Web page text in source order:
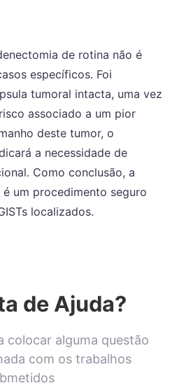
de rotina não é
específicos. Foi
tumoral intacta, uma vez
associado a um pior
deste tumor, o
a necessidade de
Como conclusão, a
um procedimento seguro
localizados.
de Ajuda?
colocar alguma questão
com os trabalhos